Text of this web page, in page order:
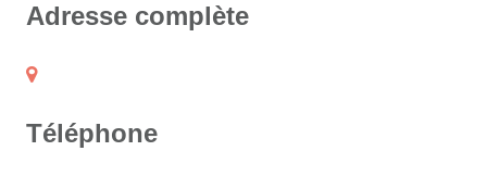
Adresse complète
Téléphone